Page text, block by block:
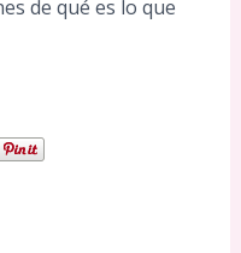
de qué es lo que